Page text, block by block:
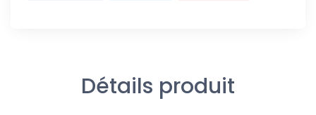
Détails produit